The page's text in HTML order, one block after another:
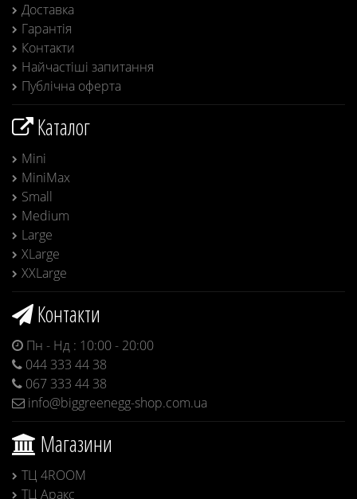
Доставка
Гарантія
Контакти
Найчастіші запитання
Публічна оферта
Каталог
Mini
MiniMax
Small
Medium
Large
XLarge
XXLarge
Контакти
Пн - Нд : 10:00 - 20:00
044 333 44 38
067 333 44 38
info@biggreenegg-shop.com.ua
Магазини
ТЦ 4ROOM
ТЦ Аракс